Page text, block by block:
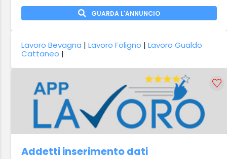
GUARDA L'ANNUNCIO
Lavoro Bevagna |Lavoro Foligno |Lavoro Gualdo
Cattaneo |
Addetti inserimento dati